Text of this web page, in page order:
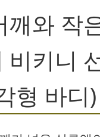
깨와 작
비키니
형 바디)